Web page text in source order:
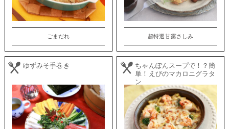
ごまだれ 超特選甘露さしみ
ゆずみそ手巻き
ちゃんぽんスープで！？簡
単！えびのマカロニグラタ
ン